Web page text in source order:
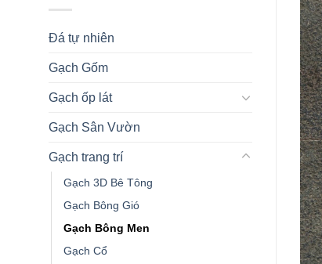
Đá tự nhiên
Gạch Gốm
Gạch ốp lát
Gạch Sân Vườn
Gạch trang trí
Gạch 3D Bê Tông
Gạch Bông Gió
Gạch Bông Men
Gạch Cổ